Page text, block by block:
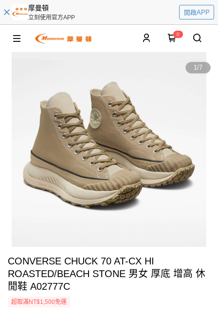
摩曼頓
立刻使用官方APP
開啟APP
0
1/7
CONVERSE CHUCK 70 AT-CX HI
ROASTED/BEACH STONE 男女 厚底 增高 休
閒鞋 A02777C
超取滿NT$1,500免運